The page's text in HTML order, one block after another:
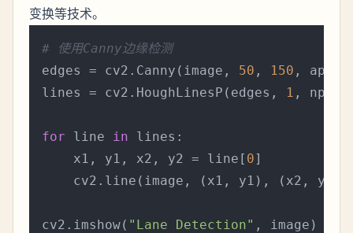
变换等技术。
# 使用Canny边缘检测
edges = cv2.Canny(image, 50 , 150 ,
lines = cv2.HoughLinesP(edges,
1 ,
for line in lines:
    x1, y1, x2, y2 = line[
0]
cv2.line(image, (x1, y1), (x2, y2),
cv2.imshow( "Lane Detection" , image)